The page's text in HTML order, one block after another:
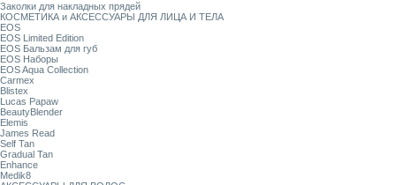
Заколки для накладных прядей
КОСМЕТИКА и АКСЕССУАРЫ ДЛЯ ЛИЦА И ТЕЛА
EOS
EOS Limited Edition
EOS Бальзам для губ
EOS Наборы
EOS Aqua Collection
Carmex
Blistex
Lucas Papaw
BeautyBlender
Elemis
James Read
Self Tan
Gradual Tan
Enhance
Medik8